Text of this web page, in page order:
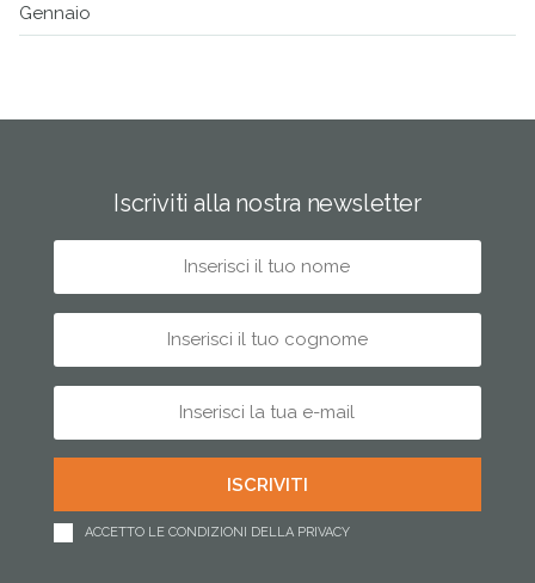
Gennaio
Iscriviti alla nostra newsletter
ACCETTO LE CONDIZIONI DELLA PRIVACY